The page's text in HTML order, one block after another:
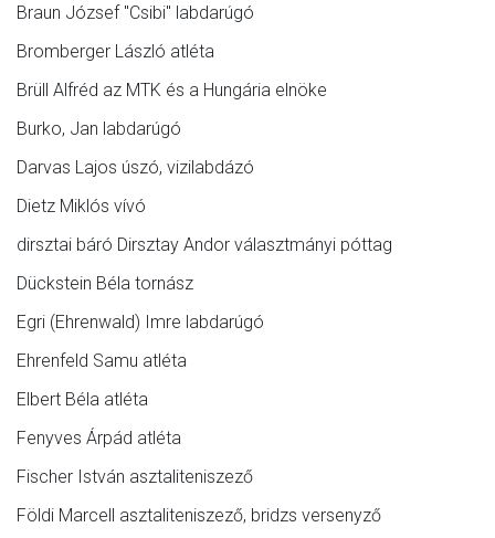
Braun József "Csibi" labdarúgó
Bromberger László atléta
Brüll Alfréd az MTK és a Hungária elnöke
Burko, Jan labdarúgó
Darvas Lajos úszó, vizilabdázó
Dietz Miklós vívó
dirsztai báró Dirsztay Andor választmányi póttag
Dückstein Béla tornász
Egri (Ehrenwald) Imre labdarúgó
Ehrenfeld Samu atléta
Elbert Béla atléta
Fenyves Árpád atléta
Fischer István asztaliteniszező
Földi Marcell asztaliteniszező, bridzs versenyző